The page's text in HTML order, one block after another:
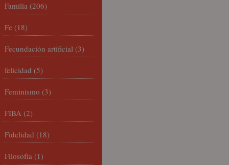
Familia (206)
Fe (18)
Fecundación artificial (3)
felicidad (5)
Feminismo (3)
FIBA (2)
Fidelidad (18)
Filosofía (1)